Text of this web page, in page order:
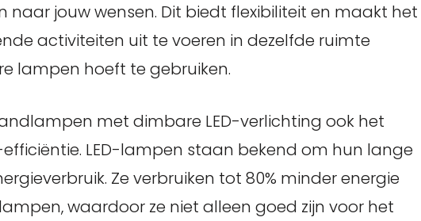
naar jouw wensen. Dit biedt flexibiliteit en maakt het
activiteiten uit te voeren in dezelfde ruimte
lampen hoeft te gebruiken.
met dimbare LED-verlichting ook het
LED-lampen staan bekend om hun lange
Ze verbruiken tot 80% minder energie
waardoor ze niet alleen goed zijn voor het